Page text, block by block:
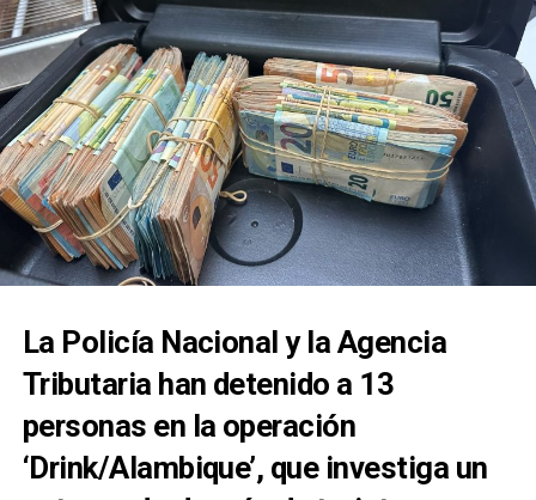
La Policía Nacional y la Agencia
Tributaria han detenido a 13
personas en la operación
‘Drink/Alambique’, que investiga un